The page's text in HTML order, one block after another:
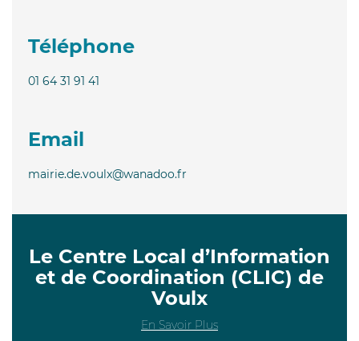
Téléphone
01 64 31 91 41
Email
mairie.de.voulx@wanadoo.fr
Le Centre Local d’Information
et de Coordination (CLIC) de
Voulx
En Savoir Plus